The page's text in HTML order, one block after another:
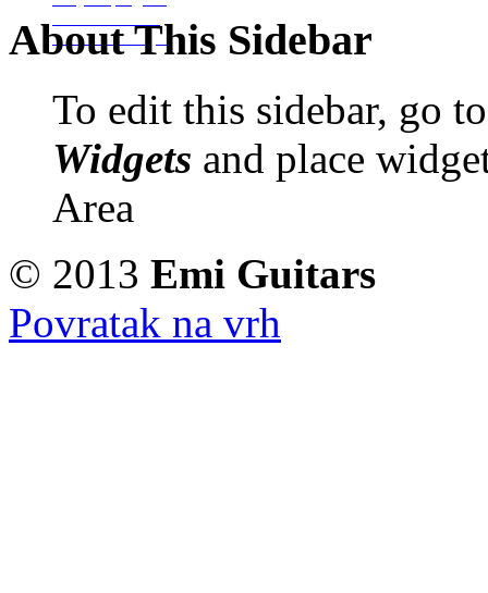
Izrada Binding-a
About This Sidebar
To edit this sidebar, go
Widgets and place
Area
© 2013 Emi Guitars
Povratak na vrh